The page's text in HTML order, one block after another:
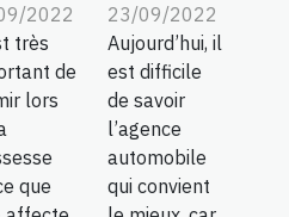
2022
très
de
lors
que
23/09/2022
Aujourd’hui, il
est difficile
de savoir
l’agence
automobile
qui convient